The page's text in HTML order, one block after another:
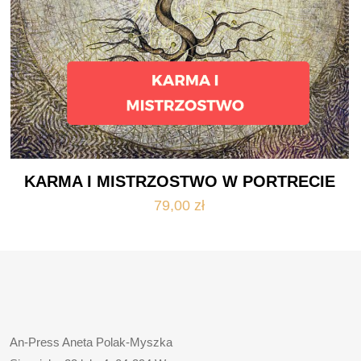
KARMA I MISTRZOSTWO W PORTRECIE
79,00 zł
An-Press Aneta Polak-Myszka